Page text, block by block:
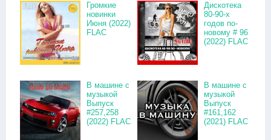
Громкие
новинки
Июня (2022)
FLAC
Дискотека
80-90-х
годов по-
новому # 96
(2022) FLAC
В машине с
музыкой
Выпуск
#257,258
(2022) FLAC
В машине с
музыкой
Выпуск
#161,162
(2021) FLAC